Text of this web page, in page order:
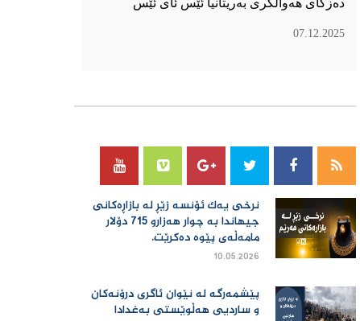
07.12.2025
نرخی یەك ئۆنسە زێڕ لە بازاڕەكانی
جیهاندا بە چوار هەزارو 715 دۆلار
مامەڵەی پێوە دەكرێت.
10.05.2026
پێشمەرگە لە نێوان ئاگری درۆنەکان
و ساردیی هەڵوێستی بەغدادا